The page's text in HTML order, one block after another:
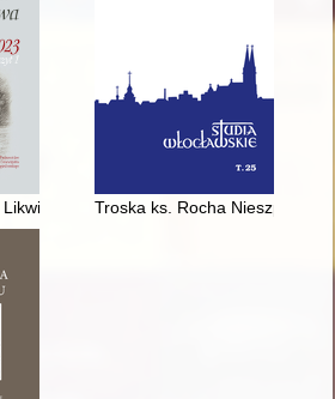
w Księstwie Warszawskim w
Troska ks. Rocha